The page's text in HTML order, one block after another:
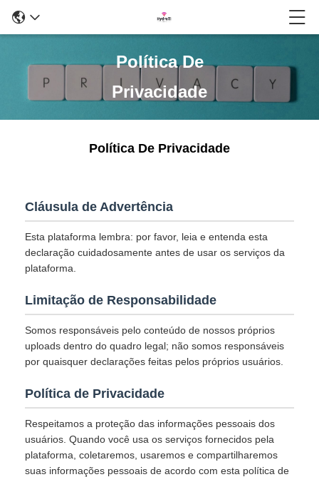
Política De
Privacidade
Política De Privacidade
Cláusula de Advertência
Esta plataforma lembra: por favor, leia e entenda esta
declaração cuidadosamente antes de usar os serviços da
plataforma.
Limitação de Responsabilidade
Somos responsáveis pelo conteúdo de nossos próprios
uploads dentro do quadro legal; não somos responsáveis
por quaisquer declarações feitas pelos próprios usuários.
Política de Privacidade
Respeitamos a proteção das informações pessoais dos
usuários. Quando você usa os serviços fornecidos pela
plataforma, coletaremos, usaremos e compartilharemos
suas informações pessoais de acordo com esta política de